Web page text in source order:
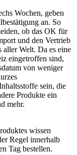
Wochen, geben
an. So
ob das OK für
und den Vertrieb
aller Welt. Da es eine
eingetroffen sind,
von weniger
sein, die
Produkte ein
mehr.
wissen
Regel innerhalb
Tag bestellen.